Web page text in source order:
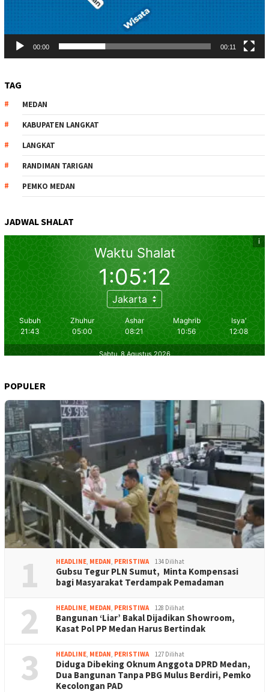
00:00 00:11
TAG
MEDAN
KABUPATEN LANGKAT
LANGKAT
RANDIMAN TARIGAN
PEMKO MEDAN
JADWAL SHALAT
POPULER
1 HEADLINE MEDAN PERISTIWA 134 Dilihat
Gubsu Tegur PLN Sumut, Minta Kompensasi
bagi Masyarakat Terdampak Pemadaman
2 HEADLINE MEDAN PERISTIWA 128 Dilihat
Bangunan ‘Liar’ Bakal Dijadikan Showroom,
Kasat Pol PP Medan Harus Bertindak
3 HEADLINE MEDAN PERISTIWA 127 Dilihat
Diduga Dibeking Oknum Anggota DPRD Medan,
Dua Bangunan Tanpa PBG Mulus Berdiri, Pemko
Kecolongan PAD